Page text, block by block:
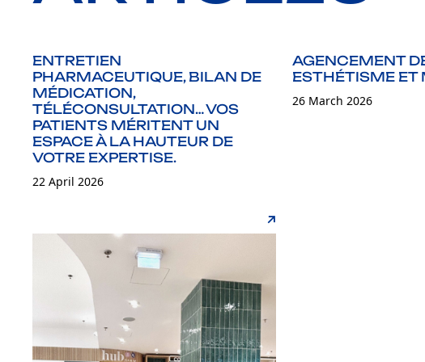
ENTRETIEN
PHARMACEUTIQUE, BILAN DE
MÉDICATION,
TÉLÉCONSULTATION… VOS
PATIENTS MÉRITENT UN
ESPACE À LA HAUTEUR DE
VOTRE EXPERTISE.
22 April 2026
AGENCEMENT
ESTHÉTISME ET
26 March 2026